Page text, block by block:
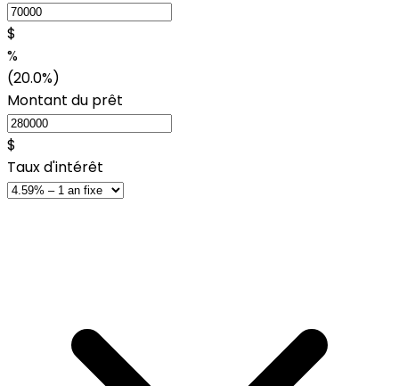
$
%
(20.0%)
Montant du prêt
$
Taux d'intérêt